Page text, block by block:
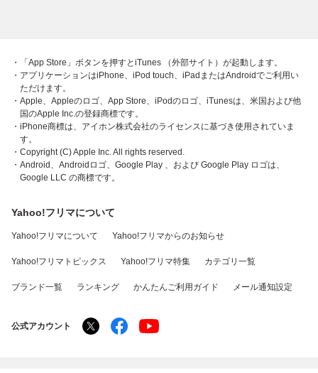
・「App Store」ボタンを押すとiTunes （外部サイト）が起動します。
・アプリケーションはiPhone、iPod touch、iPadまたはAndroidでご利用い
ただけます。
・Apple、Appleのロゴ、App Store、iPodのロゴ、iTunesは、米国および他
国のApple Inc.の登録商標です。
・iPhone商標は、アイホン株式会社のライセンスに基づき使用されていま
す。
・Copyright (C) Apple Inc. All rights reserved.
・Android、Androidロゴ、Google Play 、および Google Play ロゴは、
Google LLC の商標です。
Yahoo!フリマについて
Yahoo!フリマについて Yahoo!フリマからのお知らせ
Yahoo!フリマトピックス Yahoo!フリマ特集 カテゴリ一覧
ブランド一覧 ランキング かんたんご利用ガイド メール通知設定
公式アカウント